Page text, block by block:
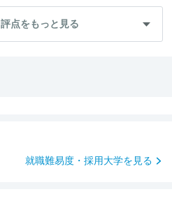
評点をもっと見る
--
就職難易度・採用大学を見る